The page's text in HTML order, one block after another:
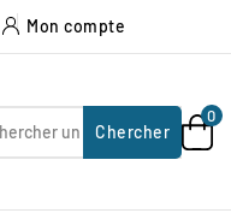
Mon compte
Chercher
0